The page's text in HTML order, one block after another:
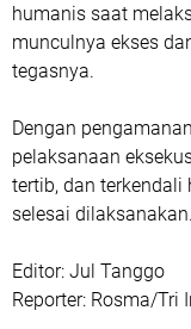
humanis saat
munculnya ekses
tegasnya.
Dengan
pelaksanaan
tertib, dan
selesai dilaksanakan.
Editor: Jul Tanggo
Reporter: Rosma/Tri